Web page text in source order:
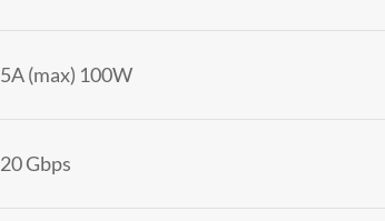
5A (max) 100W
20 Gbps